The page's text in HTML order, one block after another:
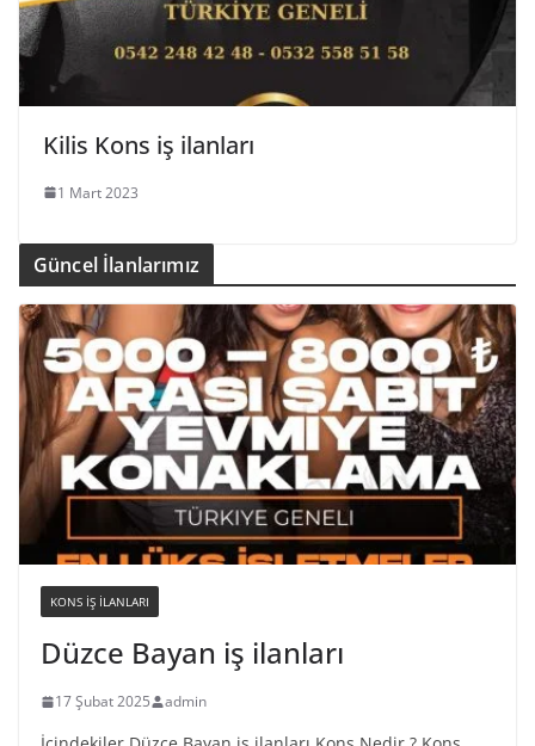
Kilis Kons iş ilanları
1 Mart 2023
Güncel İlanlarımız
KONS IŞ ILANLARI
Düzce Bayan iş ilanları
17 Şubat 2025 admin